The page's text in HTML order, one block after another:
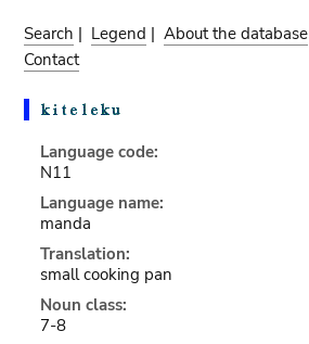
Search | Legend |About the database
Contact
Language code:
N11
Language name:
manda
Translation:
small cooking pan
Noun class:
7-8